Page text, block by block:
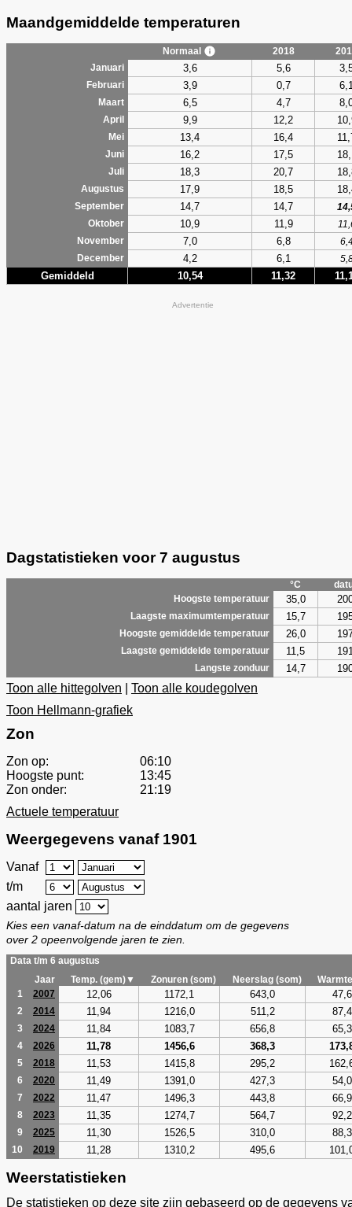
Maandgemiddelde temperaturen
Normaal 2018
Januari
3,6 5,6
Februari 3,9 0,7
Maart 6,5 4,7
April 9,9 12,2
Mei 13,4 16,4
Juni 16,2 17,5
Juli 18,3 20,7
Augustus 17,9 18,5
September 14,7 14,7
Oktober
10,9 11,9
November
7,0 6,8
December
4,2 6,1
Gemiddeld 10,54 11,32
Advertentie
Dagstatistieken voor 7 augustus
°C
Hoogste temperatuur
35,0
Laagste maximumtemperatuur 15,7
Hoogste gemiddelde temperatuur 26,0
Laagste gemiddelde temperatuur 11,5
Langste zonduur 14,7
Toon alle hittegolven
Toon alle koudegolven
Toon Hellmann-grafiek
Zon
Zon op:
06:10
Hoogste punt:
13:45
Zon onder:
21:19
Actuele temperatuur
Weergegevens vanaf 1901
Vanaf
t/m
aantal jaren
Kies een vanaf-datum na de einddatum om de gegevens
over 2 opeenvolgende jaren te zien.
Data t/m 6 augustus
Jaar
Temp. (gem)▼ Zonuren (som) Neerslag (som)
1
2007 12,06 1172,1 643,0 47,6
2 2014 11,94 1216,0 511,2 87,4
3 2024 11,84 1083,7 656,8 65,3
4 2026 11,78 1456,6 368,3
5 2018 11,53 1415,8 295,2
6 2020 11,49 1391,0 427,3 54,0
7 2022 11,47 1496,3 443,8 66,9
8 2023 11,35 1274,7 564,7 92,2
9 2025 11,30 1526,5 310,0 88,3
10 2019 11,28 1310,2 495,6
Weerstatistieken
De statistieken op deze site zijn gebaseerd op de gegevens